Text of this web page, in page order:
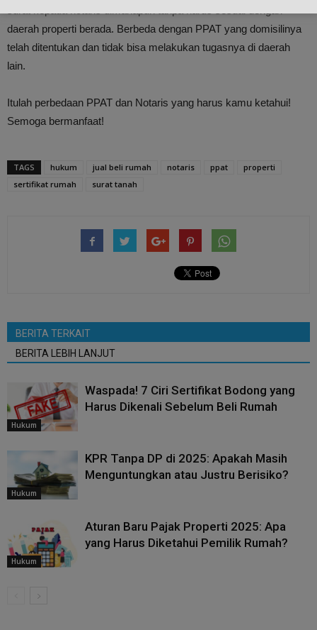
daerah properti berada. Berbeda dengan PPAT yang domisilinya
telah ditentukan dan tidak bisa melakukan tugasnya di daerah
lain.
Itulah perbedaan PPAT dan Notaris yang harus kamu ketahui!
Semoga bermanfaat!
TAGS hukum jual beli rumah notaris ppat
properti
sertifikat rumah
surat tanah
BERITA TERKAIT
BERITA LEBIH LANJUT
Hukum
Waspada! 7 Ciri Sertifikat Bodong yang
Harus Dikenali Sebelum Beli Rumah
Hukum
KPR Tanpa DP di 2025: Apakah Masih
Menguntungkan atau Justru Berisiko?
Hukum
Aturan Baru Pajak Properti 2025: Apa
yang Harus Diketahui Pemilik Rumah?